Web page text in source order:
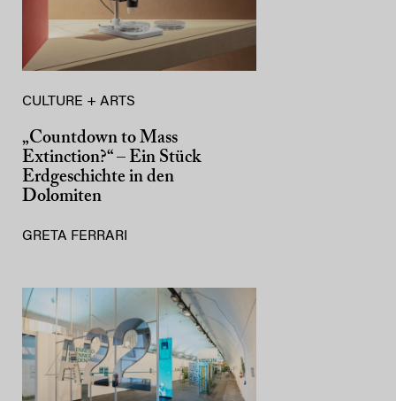
CULTURE + ARTS
„Countdown to Mass
Extinction?“ – Ein Stück
Erdgeschichte in den
Dolomiten
GRETA FERRARI